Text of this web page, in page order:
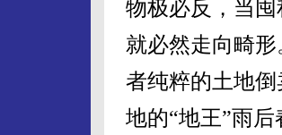
物极必反，当
就必然走向畸
者纯粹的土地
地的“地王”雨